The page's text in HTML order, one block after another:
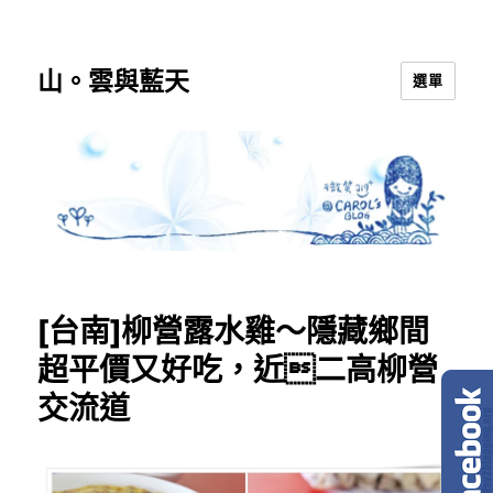
山。雲與藍天 選單
[台南]柳營露水雞～隱藏鄉間
超平價又好吃，近二高柳營
交流道